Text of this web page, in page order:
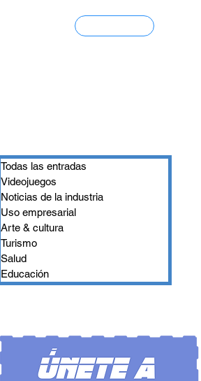
Todas las entradas
Videojuegos
Noticias de la industria
Uso empresarial
Arte & cultura
Turismo
Salud
Educación